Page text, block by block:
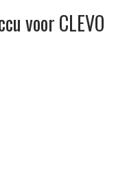
voor CLEVO